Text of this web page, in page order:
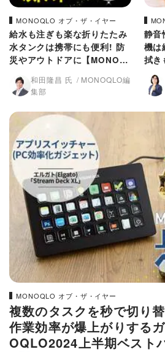
MONOQLO オブ・ザ・イヤー
給水も注ぎも楽な折りたたみ
水タンクは携帯にも便利! 防
災やアウトドアに【MONOQ
和田隆昌 氏
MONOQLO編
集部
静音
機は
拭き
イ】
MONOQLO オブ・ザ・イヤー
複数のタスクを秒で切り
作業効率が爆上がりする
OQLO2024上半期ベスト